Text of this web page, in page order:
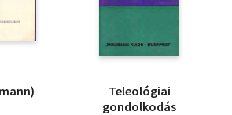
Teleológiai
gondolkodás